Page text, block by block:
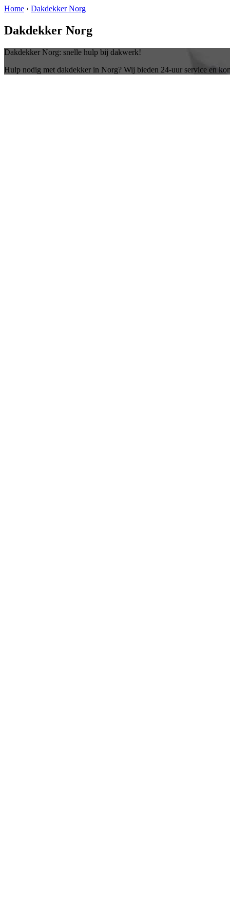
Home › Dakdekker Norg
Dakdekker Norg
Dakdekker Norg: snelle hulp bij dakwerk!
Hulp nodig met dakdekker in Norg? Wij bieden 24-uur service en